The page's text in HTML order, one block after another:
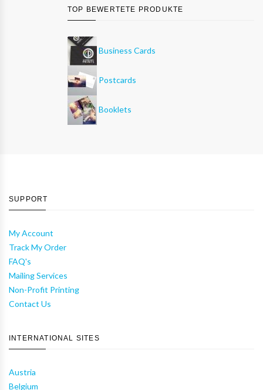
TOP BEWERTETE PRODUKTE
Business Cards
Postcards
Booklets
SUPPORT
My Account
Track My Order
FAQ's
Mailing Services
Non-Profit Printing
Contact Us
INTERNATIONAL SITES
Austria
Belgium